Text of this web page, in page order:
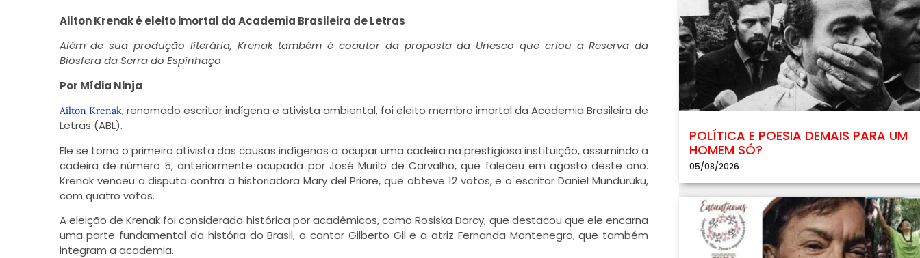
Ailton Krenak é eleito imortal da Academia Brasileira de Letras
Além de sua produção literária, Krenak também é coautor da proposta da Unesco que criou a Reserva da
Biosfera da Serra do Espinhaço
Por Mídia Ninja
Ailton Krenak, renomado escritor indígena e ativista ambiental, foi eleito membro imortal da Academia Brasileira de
Letras (ABL).
Ele se torna o primeiro ativista das causas indígenas a ocupar uma cadeira na prestigiosa instituição, assumindo a
cadeira de número 5, anteriormente ocupada por José Murilo de Carvalho, que faleceu em agosto deste ano.
Krenak venceu a disputa contra a historiadora Mary del Priore, que obteve 12 votos, e o escritor Daniel Munduruku,
com quatro votos.
A eleição de Krenak foi considerada histórica por acadêmicos, como Rosiska Darcy, que destacou que ele encarna
uma parte fundamental da história do Brasil, o cantor Gilberto Gil e a atriz Fernanda Montenegro, que também
integram a academia.
POLÍTICA E POESIA DEMAIS PARA UM
HOMEM SÓ?
05/08/2026